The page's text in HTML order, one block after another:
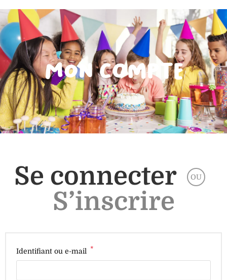
Mon compte
Se connecter OU
S’inscrire
Identifiant ou e-mail *